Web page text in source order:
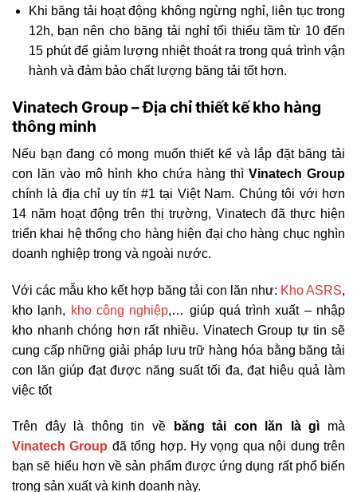
Khi băng tải hoạt động không ngừng nghỉ, liên tục trong
12h, bạn nên cho băng tải nghỉ tối thiểu tầm từ 10 đến
15 phút để giảm lượng nhiệt thoát ra trong quá trình vận
hành và đảm bảo chất lượng băng tải tốt hơn.
Vinatech Group – Địa chỉ thiết kế kho hàng
thông minh
Nếu bạn đang có mong muốn thiết kế và lắp đặt băng tải
con lăn vào mô hình kho chứa hàng thì Vinatech Group
chính là địa chỉ uy tín #1 tại Việt Nam. Chúng tôi với hơn
14 năm hoạt động trên thị trường, Vinatech đã thực hiện
triển khai hệ thống cho hàng hiện đại cho hàng chục nghìn
doanh nghiệp trong và ngoài nước.
Với các mẫu kho kết hợp băng tải con lăn như: Kho ASRS,
kho lạnh, kho công nghiệp,… giúp quá trình xuất – nhập
kho nhanh chóng hơn rất nhiều. Vinatech Group tự tin sẽ
cung cấp những giải pháp lưu trữ hàng hóa bằng băng tải
con lăn giúp đạt được năng suất tối đa, đạt hiệu quả làm
việc tốt
Trên đây là thông tin về băng tải con lăn là gì mà
Vinatech Group đã tổng hợp. Hy vọng qua nội dung trên
bạn sẽ hiểu hơn về sản phẩm được ứng dụng rất phổ biến
trong sản xuất và kinh doanh này.